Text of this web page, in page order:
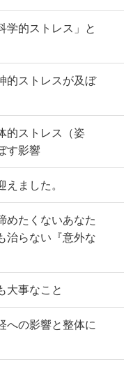
学的ストレス」と
的ストレスが及ぼ
的ストレス（姿
す影響
ました。
めたくないあなた
治らない『意外な
大事なこと
への影響と整体に